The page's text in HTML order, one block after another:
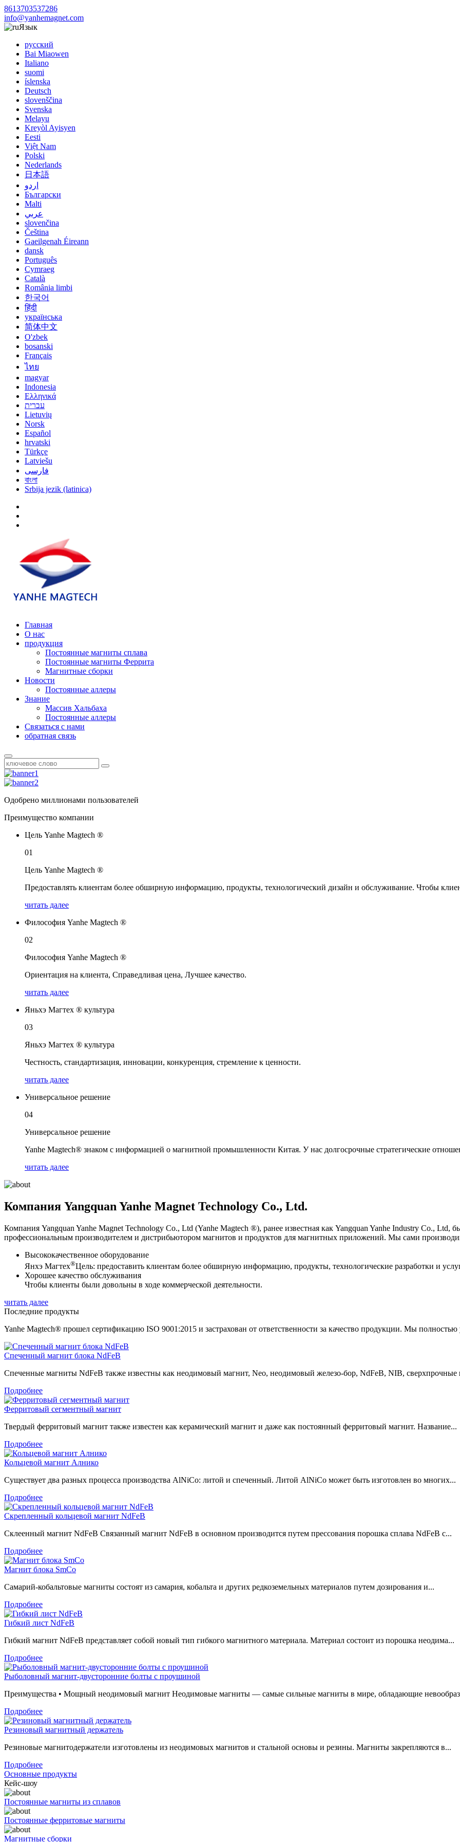
8613703537286
info@yanhemagnet.com
Язык
русский
Bai Miaowen
Italiano
suomi
íslenska
Deutsch
slovenščina
Svenska
Melayu
Kreyòl Ayisyen
Eesti
Việt Nam
Polski
Nederlands
日本語
اردو
Български
Malti
عربي
slovenčina
Čeština
Gaeilgenah Éireann
dansk
Português
Cymraeg
Català
România limbi
한국어
हिंदी
українська
简体中文
O'zbek
bosanski
Français
ไทย
magyar
Indonesia
Ελληνικά
עברית
Lietuvių
Norsk
Español
hrvatski
Türkçe
Latviešu
فارسی
বাংলা
Srbija jezik (latinica)
Главная
О нас
продукция
Постоянные магниты сплава
Постоянные магниты Феррита
Магнитные сборки
Новости
Постоянные аллеры
Знание
Массив Хальбаха
Постоянные аллеры
Связаться с нами
обратная связь
Одобрено миллионами пользователей
Преимущество компании
Цель Yanhe Magtech ®
01
Цель Yanhe Magtech ®
Предоставлять клиентам более обширную информацию, продукты, технологический дизайн и обслуживание. Чтобы
читать далее
Философия Yanhe Magtech ®
02
Философия Yanhe Magtech ®
Ориентация на клиента, Справедливая цена, Лучшее качество.
читать далее
Яньхэ Магтех ® культура
03
Яньхэ Магтех ® культура
Честность, стандартизация, инновации, конкуренция, стремление к ценности.
читать далее
Универсальное решение
04
Универсальное решение
Yanhe Magtech® знаком с информацией о магнитной промышленности Китая. У нас долгосрочные стратегические
читать далее
Компания Yangquan Yanhe Magnet Technology Co., Ltd.
Компания Yangquan Yanhe Magnet Technology Co., Ltd (Yanhe Magtech ®), ранее известная как Yangquan Yanhe Industry Co., Ltd,
профессиональным производителем и дистрибьютором магнитов и продуктов для магнитных приложений. Мы сами
Высококачественное оборудование
Янхэ Магтех®Цель: предоставить клиентам более обширную информацию, продукты, технологические разработки и
Хорошее качество обслуживания
Чтобы клиенты были довольны в ходе коммерческой деятельности.
читать далее
Последние продукты
Yanhe Magtech® прошел сертификацию ISO 9001:2015 и застрахован от ответственности за качество продукции. Мы полностью
Спеченный магнит блока NdFeB
Спеченные магниты NdFeB также известны как неодимовый магнит, Neo, неодимовый железо-бор, NdFeB, NIB, сверхпрочные
Подробнее
Ферритовый сегментный магнит
Твердый ферритовый магнит также известен как керамический магнит и даже как постоянный ферритовый магнит. Название...
Подробнее
Кольцевой магнит Алнико
Существует два разных процесса производства AlNiCo: литой и спеченный. Литой AlNiCo может быть изготовлен во многих...
Подробнее
Скрепленный кольцевой магнит NdFeB
Склеенный магнит NdFeB Связанный магнит NdFeB в основном производится путем прессования порошка сплава NdFeB с...
Подробнее
Магнит блока SmCo
Самарий-кобальтовые магниты состоят из самария, кобальта и других редкоземельных материалов путем дозирования и...
Подробнее
Гибкий лист NdFeB
Гибкий магнит NdFeB представляет собой новый тип гибкого магнитного материала. Материал состоит из порошка неодима...
Подробнее
Рыболовный магнит-двусторонние болты с проушиной
Преимущества • Мощный неодимовый магнит Неодимовые магниты — самые сильные магниты в мире, обладающие
Подробнее
Резиновый магнитный держатель
Резиновые магнитодержатели изготовлены из неодимовых магнитов и стальной основы и резины. Магниты закрепляются в...
Подробнее
Основные продукты
Кейс-шоу
Постоянные магниты из сплавов
Постоянные ферритовые магниты
Магнитные сборки